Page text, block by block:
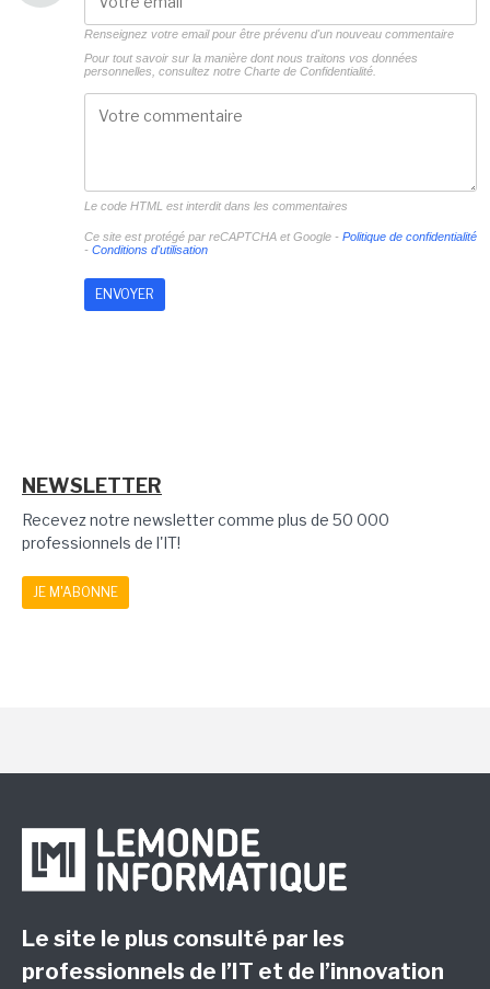
Renseignez votre email pour être prévenu d'un nouveau commentaire
Pour tout savoir sur la manière dont nous traitons vos données
personnelles, consultez notre Charte de Confidentialité.
Le code HTML est interdit dans les commentaires
Ce site est protégé par reCAPTCHA et Google - Politique de confidentialité
- Conditions d'utilisation
NEWSLETTER
Recevez notre newsletter comme plus de 50 000
professionnels de l'IT!
JE M'ABONNE
Le site le plus consulté par les
professionnels de l’IT et de l’innovation